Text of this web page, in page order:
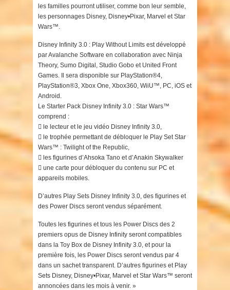
les familles pourront utiliser, comme bon leur semble,
les personnages Disney, Disney•Pixar, Marvel et Star
Wars™.
Disney Infinity 3.0 : Play Without Limits est développé
par Avalanche Software en collaboration avec Ninja
Theory, Sumo Digital, Studio Gobo et United Front
Games. Il sera disponible sur PlayStation®4,
PlayStation®3, Xbox One, Xbox360, WiiU™, PC, iOS et
Android.
Le Starter Pack Disney Infinity 3.0 : Star Wars™
comprend :
 le lecteur et le jeu vidéo Disney Infinity 3.0,
 le trophée permettant de débloquer le Play Set Star
Wars™ : Twilight of the Republic,
 les figurines d’Ahsoka Tano et d’Anakin Skywalker
 une carte pour débloquer du contenu sur PC et
appareils mobiles.
D’autres Play Sets Disney Infinity 3.0, des figurines et
des Power Discs seront vendus séparément.
Toutes les figurines et tous les Power Discs des 2
premiers opus de Disney Infinity seront compatibles
dans la Toy Box de Disney Infinity 3.0, et pour la
première fois, les Power Discs seront vendus par 4
dans un sachet transparent. D’autres figurines et Play
Sets Disney, Disney•Pixar, Marvel et Star Wars™ seront
annoncées dans les mois à venir. »